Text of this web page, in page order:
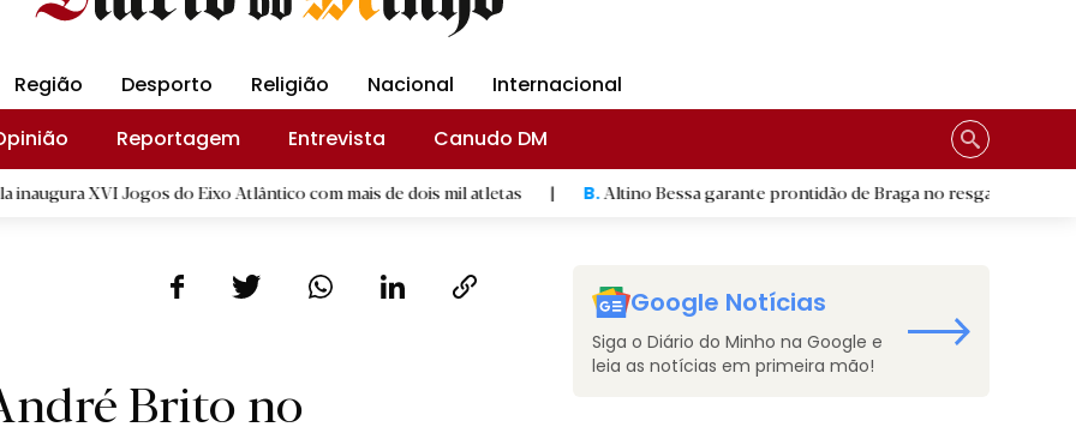
Região Desporto Religião Nacional
Internacional
Reportagem Entrevista Canudo DM
do Eixo Atlântico com mais de dois mil atletas | B.Altino Bessa garante prontidão de Braga no resgate animal |
Brito no
Google Notícias
Siga o Diário do Minho na Google e
leia as notícias em primeira mão!